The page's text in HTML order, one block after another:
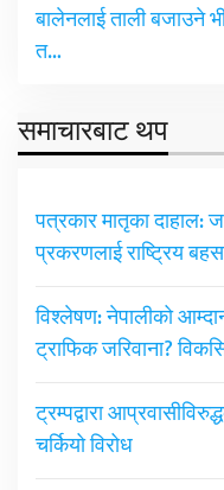
बालेनलाई ताली बजाउने
त…
समाचारबाट थप
पत्रकार मातृका दाहाल:
प्रकरणलाई राष्ट्रिय
विश्लेषण: नेपालीको
ट्राफिक जरिवाना?
ट्रम्पद्वारा
चर्कियो विरोध